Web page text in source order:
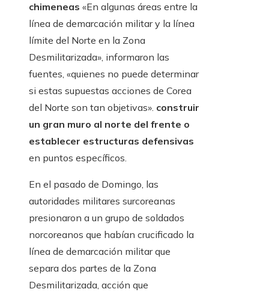
chimeneas «En algunas áreas entre la
línea de demarcación militar y la línea
límite del Norte en la Zona
Desmilitarizada», informaron las
fuentes, «quienes no puede determinar
si estas supuestas acciones de Corea
del Norte son tan objetivas». construir
un gran muro al norte del frente o
establecer estructuras defensivas
en puntos específicos.
En el pasado de Domingo, las
autoridades militares surcoreanas
presionaron a un grupo de soldados
norcoreanos que habían crucificado la
línea de demarcación militar que
separa dos partes de la Zona
Desmilitarizada, acción que